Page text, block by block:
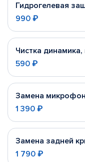
Гидрогелевая
990 ₽
Чистка
590 ₽
Замена
1 390 ₽
Замена задней
1 790 ₽